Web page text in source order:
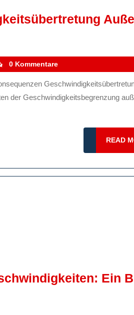
0 Kommentare
der Geschwindigkeitsbegrenzung
READ
Ein